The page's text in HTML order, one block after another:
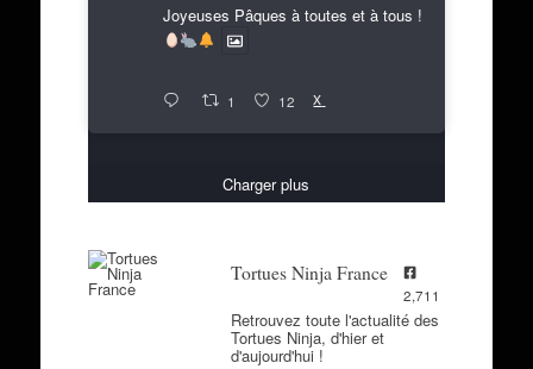
Joyeuses Pâques à toutes et à tous !
1 12 X
Charger plus
Tortues Ninja France
2,711
Retrouvez toute l'actualité des
Tortues Ninja, d'hier et
d'aujourd'hui !